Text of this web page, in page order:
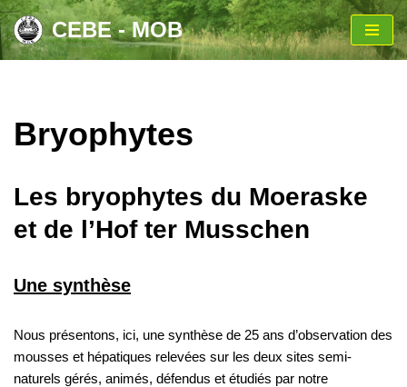
Aller
CEBE - MOB
Bryophytes
Les bryophytes du Moeraske
et de l’Hof ter Musschen
Une synthèse
Nous présentons, ici, une synthèse de 25 ans d’observation des
mousses et hépatiques relevées sur les deux sites semi-
naturels gérés, animés, défendus et étudiés par notre